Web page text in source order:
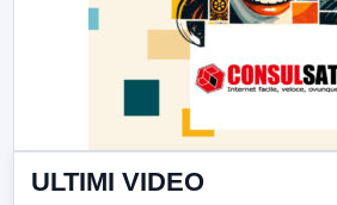
ULTIMI VIDEO